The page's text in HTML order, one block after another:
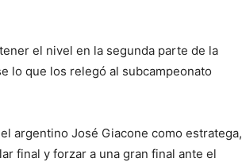
el nivel en la segunda parte de la
lo que los relegó al subcampeonato
argentino José Giacone como estratega,
final y forzar a una gran final ante el